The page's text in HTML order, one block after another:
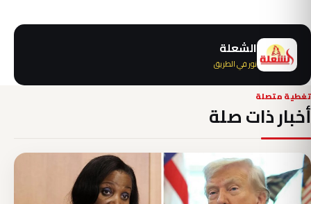
الشعلة
نور في الطريق
تغطية متصلة
أخبار ذات صلة